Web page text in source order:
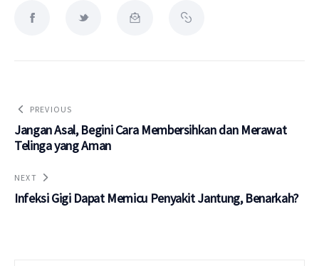
PREVIOUS
Jangan Asal, Begini Cara Membersihkan dan Merawat
Telinga yang Aman
NEXT
Infeksi Gigi Dapat Memicu Penyakit Jantung, Benarkah?